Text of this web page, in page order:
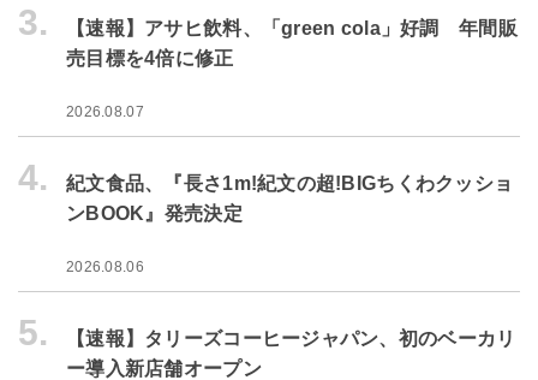
3.
【速報】アサヒ飲料、「green cola」好調 年間販
売目標を4倍に修正
2026.08.07
4.
紀文食品、『長さ1m!紀文の超!BIGちくわクッショ
ンBOOK』発売決定
2026.08.06
5.
【速報】タリーズコーヒージャパン、初のベーカリ
ー導入新店舗オープン